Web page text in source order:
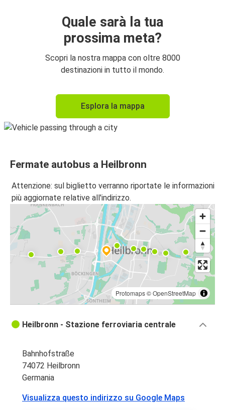
Monaco di Baviera
Praga
Heilbronn
Francoforte
Heilbronn
Heilbronn
Heilbronn
Norimberga
Norimberga
Heilbronn
Milano
Heilbronn
Heilbronn
Mannheim
Quale sarà la tua
prossima meta?
Scopri la nostra mappa con oltre 8000
destinazioni in tutto il mondo.
Esplora la mappa
Fermate autobus a Heilbronn
Attenzione: sul biglietto verranno riportate le informazioni
più aggiornate relative all'indirizzo.
Protomaps©OpenStreetMap
Heilbronn - Stazione ferroviaria centrale
Bahnhofstraße
74072 Heilbronn
Germania
Visualizza questo indirizzo su Google Maps